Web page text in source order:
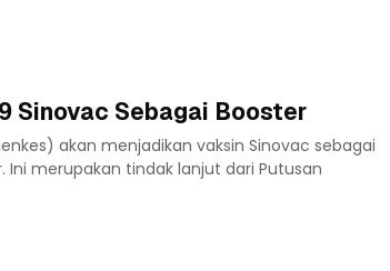
Sinovac Sebagai Booster
akan menjadikan vaksin Sinovac sebagai
Ini merupakan tindak lanjut dari Putusan